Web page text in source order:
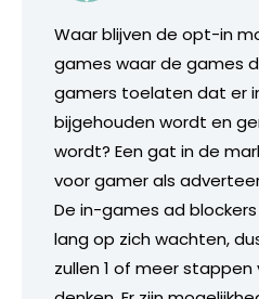
Waar blijven de opt-in
games waar de games
gamers toelaten dat er
bijgehouden wordt en
wordt? Een gat in de
voor gamer als
De in-games ad
lang op zich wachten,
zullen 1 of meer